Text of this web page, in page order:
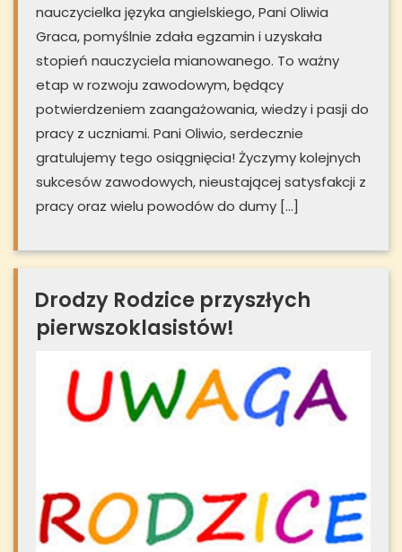
nauczycielka języka angielskiego, Pani Oliwia
Graca, pomyślnie zdała egzamin i uzyskała
stopień nauczyciela mianowanego. To ważny
etap w rozwoju zawodowym, będący
potwierdzeniem zaangażowania, wiedzy i pasji do
pracy z uczniami. Pani Oliwio, serdecznie
gratulujemy tego osiągnięcia! Życzymy kolejnych
sukcesów zawodowych, nieustającej satysfakcji z
pracy oraz wielu powodów do dumy […]
Drodzy Rodzice przyszłych
pierwszoklasistów!